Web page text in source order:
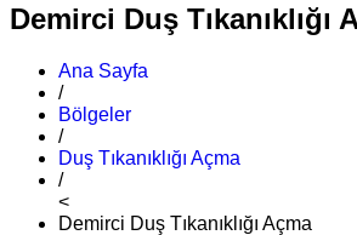
Demirci Duş Tıkanıklığı
Ana Sayfa
/
Bölgeler
/
Duş Tıkanıklığı Açma
/
<
Demirci Duş Tıkanıklığı Açma